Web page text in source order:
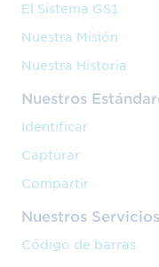
El Sistema GS1
Nuestra Misión
Nuestra Historia
Nuestros
Identificar
Capturar
Compartir
Nuestros Servicios
Código de barras